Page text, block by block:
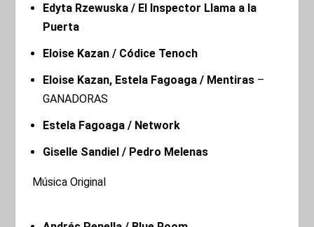
Edyta Rzewuska / El Inspector Llama a la
Puerta
Eloise Kazan / Códice Tenoch
Eloise Kazan, Estela Fagoaga / Mentiras–
GANADORAS
Estela Fagoaga / Network
Giselle Sandiel / Pedro Melenas
Música Original